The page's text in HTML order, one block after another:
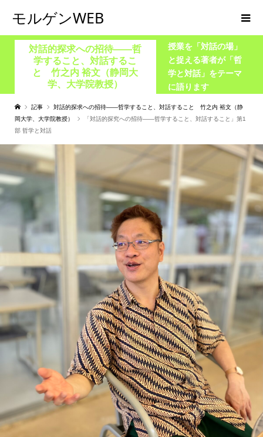
モルゲンWEB
対話的探求への招待――哲
学すること、対話するこ
と 竹之内 裕文（静岡大
学、大学院教授）
授業を「対話の場」
と捉える著者が「哲
学と対話」をテーマ
に語ります
記事
対話的探求への招待――哲学すること、対話すること 竹之内 裕文（静
岡大学、大学院教授）
「対話的探究への招待――哲学すること、対話すること」第1
部 哲学と対話